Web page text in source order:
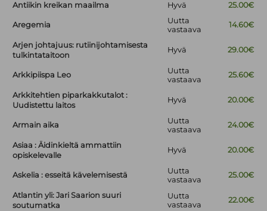
Antiikin kreikan maailma Hyvä 25.00€
Aregemia
Uutta
vastaava
14.60€
Arjen johtajuus: rutiinijohtamisesta
tulkintataitoon
Hyvä 29.00€
Arkkipiispa Leo
Uutta
vastaava
25.60€
Arkkitehtien piparkakkutalot :
Uudistettu laitos
Hyvä 20.00€
Armain aika
Uutta
vastaava
24.00€
Asiaa : Äidinkieltä ammattiin
opiskelevalle
Hyvä 20.00€
Askelia : esseitä kävelemisestä
Uutta
vastaava
25.00€
Atlantin yli: Jari Saarion suuri
soutumatka
Uutta
vastaava
22.00€